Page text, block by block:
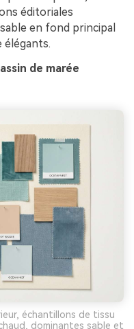
éditoriales
en fond principal
élégants.
de marée
échantillons de tissu
dominantes sable et